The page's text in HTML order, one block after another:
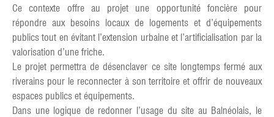
Ce contexte offre au projet une opportunité foncière pour
répondre aux besoins locaux de logements et d’équipements
publics tout en évitant l’extension urbaine et l’artificialisation par la
valorisation d’une friche.
Le projet permettra de désenclaver ce site longtemps fermé aux
riverains pour le reconnecter à son territoire et offrir de nouveaux
espaces publics et équipements.
Dans une logique de redonner l’usage du site au Balnéolais, le